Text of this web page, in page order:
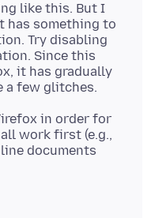
like this. But I
has something to
Try disabling
Since this
it has gradually
in order for
work first (e.g.,
documents